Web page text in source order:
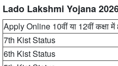
Lado Lakshmi Yojana
Apply Online 10वीं या 12वीं कक्षा
7th Kist Status
6th Kist Status